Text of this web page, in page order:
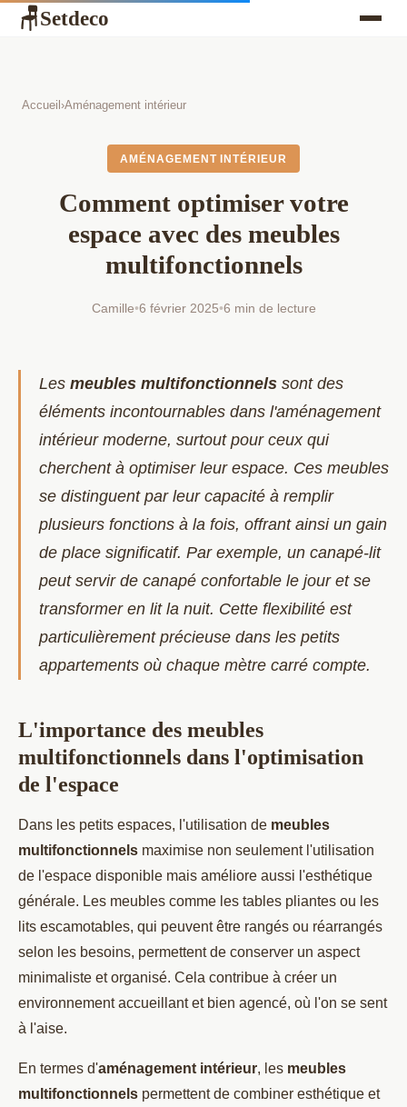
🪑Setdeco
Accueil ›Aménagement intérieur
AMÉNAGEMENT INTÉRIEUR
Comment optimiser votre
espace avec des meubles
multifonctionnels
Camille•6 février 2025•6 min de lecture
Les meubles multifonctionnels sont des
éléments incontournables dans l'aménagement
intérieur moderne, surtout pour ceux qui
cherchent à optimiser leur espace. Ces meubles
se distinguent par leur capacité à remplir
plusieurs fonctions à la fois, offrant ainsi un gain
de place significatif. Par exemple, un canapé-lit
peut servir de canapé confortable le jour et se
transformer en lit la nuit. Cette flexibilité est
particulièrement précieuse dans les petits
appartements où chaque mètre carré compte.
L'importance des meubles
multifonctionnels dans l'optimisation
de l'espace
Dans les petits espaces, l'utilisation de meubles
multifonctionnels maximise non seulement l'utilisation
de l'espace disponible mais améliore aussi l'esthétique
générale. Les meubles comme les tables pliantes ou les
lits escamotables, qui peuvent être rangés ou réarrangés
selon les besoins, permettent de conserver un aspect
minimaliste et organisé. Cela contribue à créer un
environnement accueillant et bien agencé, où l'on se sent
à l'aise.
En termes d'aménagement intérieur, les meubles
multifonctionnels permettent de combiner esthétique et